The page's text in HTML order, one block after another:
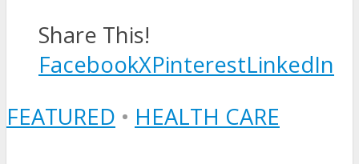
Share This!
FacebookXPinterestLinkedIn
FEATURED • HEALTH CARE